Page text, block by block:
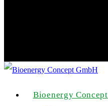
Bioenergy Concept